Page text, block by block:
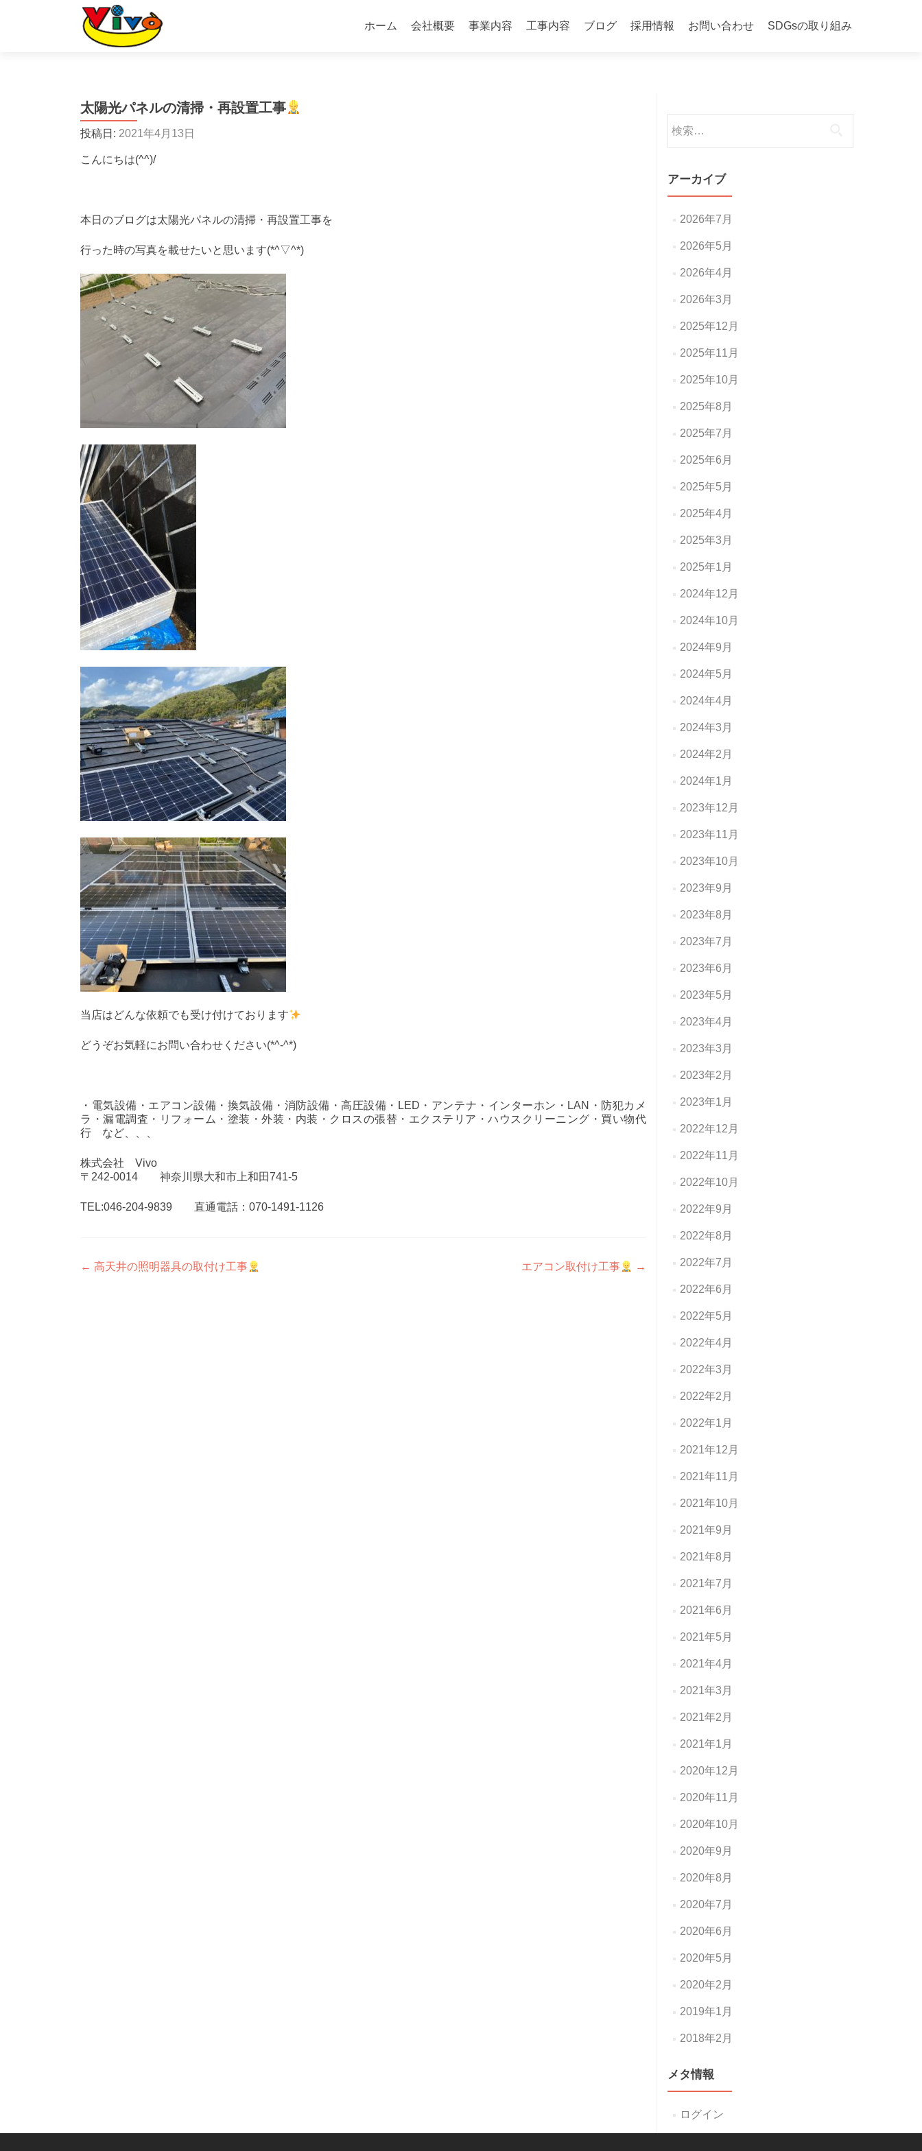
ン
ホーム 会社概要 事業内容 工事内容 ブログ 採用情報 お問い合わせ SDGsの取り組み
太陽光パネルの清掃・再設置工事
投稿日: 2021年4月13日
こんにちは(^^)/
本日のブログは太陽光パネルの清掃・再設置工事を
行った時の写真を載せたいと思います(*^▽^*)
当店はどんな依頼でも受け付けております
どうぞお気軽にお問い合わせください(*^-^*)
・電気設備・エアコン設備・換気設備・消防設備・高圧設備・LED・アンテナ・インターホン・LAN・防犯カメ
ラ・漏電調査・リフォーム・塗装・外装・内装・クロスの張替・エクステリア・ハウスクリーニング・買い物代
行 など、、、
株式会社 Vivo
〒242-0014 神奈川県大和市上和田741-5
TEL:046-204-9839 直通電話：070-1491-1126
投
← 高天井の照明器具の取付け工事 エアコン取付け工事 →
索:
アーカイブ
2026年7月
2026年5月
2026年4月
2026年3月
2025年12月
2025年11月
2025年10月
2025年8月
2025年7月
2025年6月
2025年5月
2025年4月
2025年3月
2025年1月
2024年12月
2024年10月
2024年9月
2024年5月
2024年4月
2024年3月
2024年2月
2024年1月
2023年12月
2023年11月
2023年10月
2023年9月
2023年8月
2023年7月
2023年6月
2023年5月
2023年4月
2023年3月
2023年2月
2023年1月
2022年12月
2022年11月
2022年10月
2022年9月
2022年8月
2022年7月
2022年6月
2022年5月
2022年4月
2022年3月
2022年2月
2022年1月
2021年12月
2021年11月
2021年10月
2021年9月
2021年8月
2021年7月
2021年6月
2021年5月
2021年4月
2021年3月
2021年2月
2021年1月
2020年12月
2020年11月
2020年10月
2020年9月
2020年8月
2020年7月
2020年6月
2020年5月
2020年2月
2019年1月
2018年2月
メタ情報
ログイン